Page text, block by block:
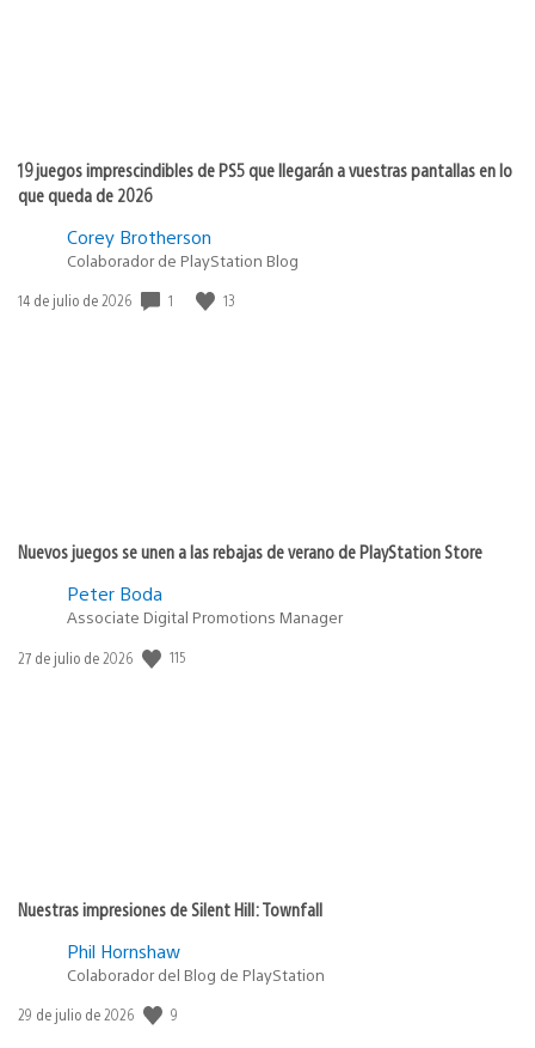
19 juegos imprescindibles de PS5 que llegarán a vuestras pantallas en lo
que queda de 2026
Corey Brotherson
Colaborador de PlayStation Blog
Fecha
14 de julio de 2026 1 13
Nuevos juegos se unen a las rebajas de verano de PlayStation Store
Peter Boda
Associate Digital Promotions Manager
Fecha
27 de julio de 2026 115
Nuestras impresiones de Silent Hill: Townfall
Phil Hornshaw
Colaborador del Blog de PlayStation
Fecha
29 de julio de 2026 9